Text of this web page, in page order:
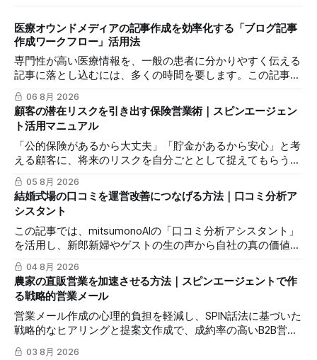
医療オウンドメディアの記事作成を効率化する「ブログ記事
作成ワークフロー」活用法
専門性が高い医療情報を、一般の患者に分かりやすく伝える
記事に落とし込むには、多くの時間を要します。この記事で
は、mitsumonoAIの「ブログ記事作成ワークフロー」を活用
し、SEOに配慮した質の高いブログ記事を効率的に作成し、
発信力を最大化する方法を解説します。
06 8月 2026
顧客の潜在リスクを引き出す保険営業術｜スピンエージェン
ト活用マニュアル
「公的保険があるから大丈夫」「貯金があるから安心」と考
える顧客に、将来のリスクを自分ごととして捉えてもらうの
は簡単ではありません。この記事では、mitsumonoAIの「ス
ピンエージェント」を活用し、顧客の反論すらも対話の糸口
に変え、納得感を高めて成約に繋げる具体的な3つのステッ
プを解説します。
05 8月 2026
結婚式場の口コミを運営改善につなげる方法｜口コミ分析ア
シスタント
この記事では、mitsumonoAIの「口コミ分析アシスタント」
を活用し、新郎新婦やゲストの生の声から自社の真の価値を
抽出し、来館予約率（CVR）を向上させる具体的な3つのス
テップを解説します。
04 8月 2026
農家の直販営業を加速させる方法｜スピンエージェントで作
る戦略的営業メール
営業メール作成の心理的負担を軽減し、SPIN話法に基づいた
戦略的なヒアリングと提案文作成で、成約率の高いB2B営業
を実現するmitsumonoAIの活用法を解説します。
03 8月 2026